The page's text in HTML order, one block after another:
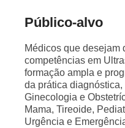
Público-alvo
Médicos que desejam
competências em
formação ampla e
da prática
Ginecologia e
Mama, Tireoide,
Urgência e